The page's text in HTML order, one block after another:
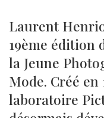
Laurent
19ème édition
la Jeune
Mode. Créé en
laboratoire